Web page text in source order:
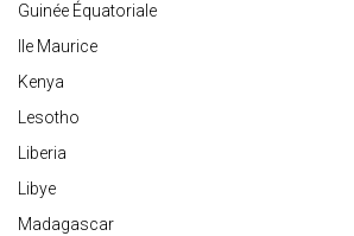
Guinée Équatoriale
Ile Maurice
Kenya
Lesotho
Liberia
Libye
Madagascar